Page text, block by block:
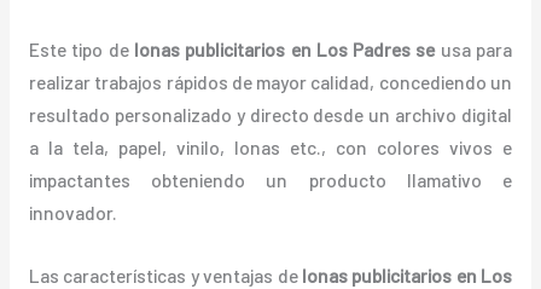
Este tipo de lonas publicitarios en Los Padres seusa para
realizar trabajos rápidos de mayor calidad, concediendo un
resultado personalizado y directo desde un archivo digital
a la tela, papel, vinilo, lonas etc., con colores vivos e
impactantes obteniendo un producto llamativo e
innovador.
Las características y ventajas de lonaspublicitarios en Los